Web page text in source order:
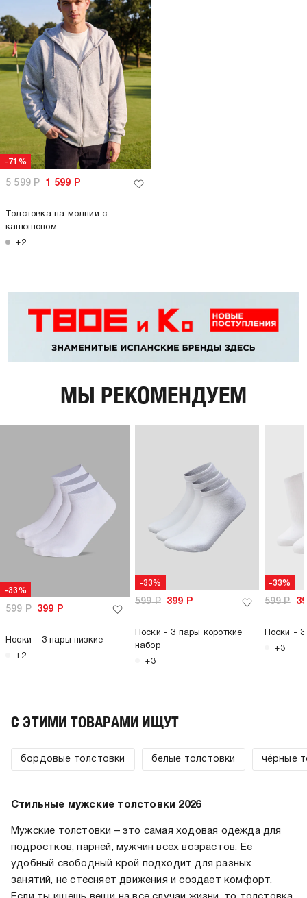
-71%
5 599Р 1 599 Р
Толстовка на молнии с
капюшоном
+2
МЫ РЕКОМЕНДУЕМ
-33%
599Р 399 Р
Носки - 3 пары низкие
+2
-33%
599Р 399 Р
Носки - 3 пары короткие
набор
+3
-33%
599Р
Носки - 3
+3
C ЭТИМИ ТОВАРАМИ ИЩУТ
бордовые толстовки белые толстовки чёрные
Стильные мужские толстовки 2026
Мужские толстовки – это самая ходовая одежда для
подростков, парней, мужчин всех возрастов. Ее
удобный свободный крой подходит для разных
занятий, не стесняет движения и создает комфорт.